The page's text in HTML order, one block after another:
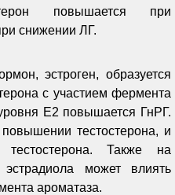
повышается при
снижении ЛГ.
эстроген, образуется
с участием фермента
Е2 повышается ГнРГ.
тестостерона, и
Также на
может влиять
ароматаза.